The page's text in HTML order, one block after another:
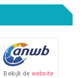
Bekijk de website